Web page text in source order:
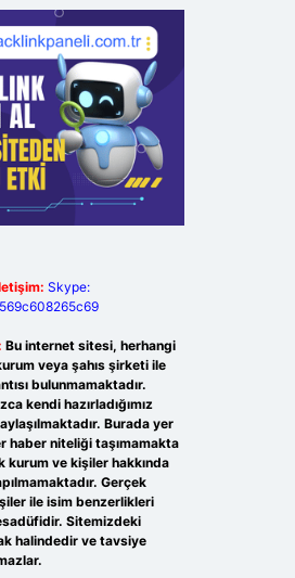
Skype:
Bu internet sitesi, herhangi
veya şahıs şirketi ile
bulunmamaktadır.
kendi hazırladığımız
Burada yer
haber niteliği taşımamakta
kurum ve kişiler hakkında
Gerçek
ile isim benzerlikleri
Sitemizdeki
halindedir ve tavsiye